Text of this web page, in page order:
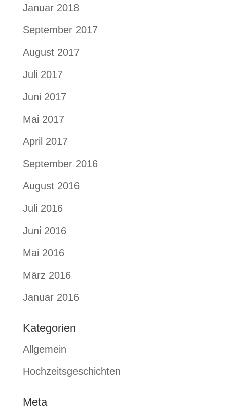
Januar 2018
September 2017
August 2017
Juli 2017
Juni 2017
Mai 2017
April 2017
September 2016
August 2016
Juli 2016
Juni 2016
Mai 2016
März 2016
Januar 2016
Kategorien
Allgemein
Hochzeitsgeschichten
Meta